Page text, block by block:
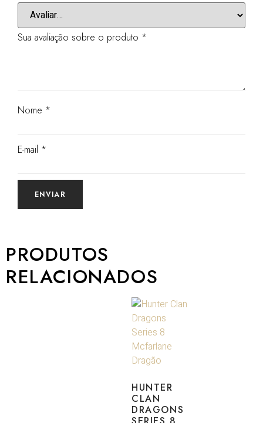
Sua avaliação sobre o produto *
Nome *
E-mail *
PRODUTOS
RELACIONADOS
HUNTER
CLAN
DRAGONS